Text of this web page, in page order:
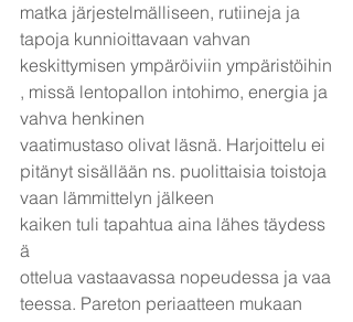
matka järjestelmälliseen, rutiineja ja
tapoja kunnioittavaan vahvan
keskittymisen ympäröiviin ympäristöihin
, missä lentopallon intohimo, energia ja
vahva henkinen
vaatimustaso olivat läsnä. Harjoittelu ei
pitänyt sisällään ns. puolittaisia toistoja
vaan lämmittelyn jälkeen
kaiken tuli tapahtua aina lähes täydess
ä
ottelua vastaavassa nopeudessa ja vaa
teessa. Pareton periaatteen mukaan